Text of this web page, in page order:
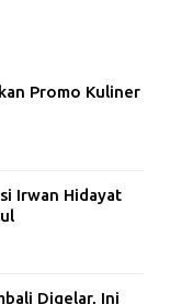
Promo Kuliner
Irwan Hidayat
Digelar, Ini